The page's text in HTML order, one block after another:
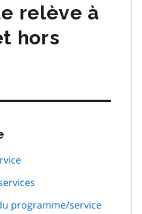
relève à
hors
navigation
page
programme/service